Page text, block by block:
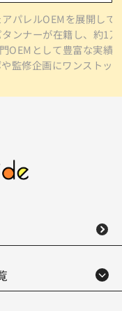
パレルOEMを展開し
ンナーが在籍し、約1
OEMとして豊富な実績
監修企画にワンスト